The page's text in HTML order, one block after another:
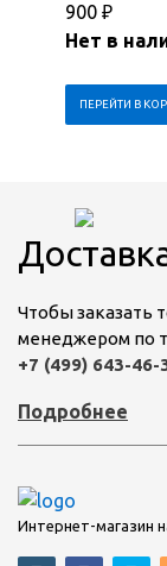
900 ₽
Нет в
ПЕРЕЙТИ В
Чтобы заказать
менеджером по
+7 (499) 643-46-
Подробнее
Интернет-магазин